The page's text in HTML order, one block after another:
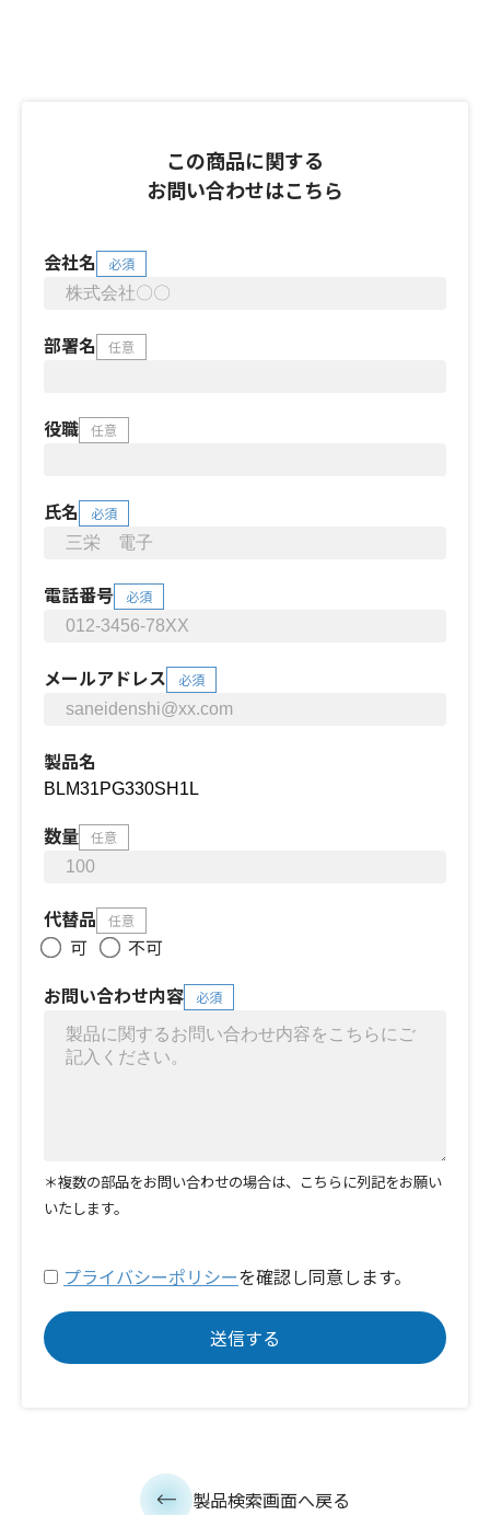
この商品に関する
お問い合わせはこちら
会社名 必須
部署名 任意
役職 任意
氏名 必須
電話番号 必須
メールアドレス 必須
製品名
数量 任意
代替品 任意
可
不可
お問い合わせ内容
必須
＊複数の部品をお問い合わせの場合は、こちらに列記をお願い
いたします。
プライバシーポリシーを確認し同意します。
製品検索画面へ戻る